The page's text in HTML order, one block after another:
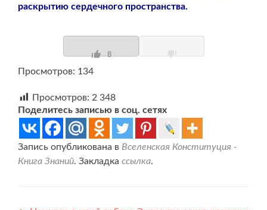
раскрытию сердечного пространства.
8
Просмотров: 134
Просмотров: 2 348
Поделитесь записью в соц. сетях
Запись опубликована в Вселенская Конституция -
Книга Знаний. Закладка ссылка.